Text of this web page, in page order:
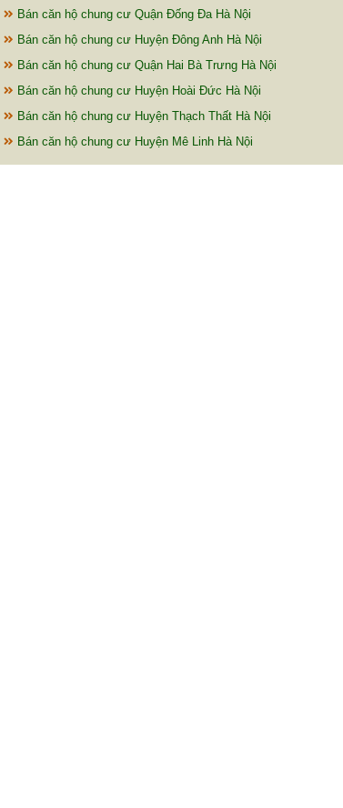
Bán căn hộ chung cư Quận Đống Đa Hà Nội
Bán căn hộ chung cư Huyện Đông Anh Hà Nội
Bán căn hộ chung cư Quận Hai Bà Trưng Hà Nội
Bán căn hộ chung cư Huyện Hoài Đức Hà Nội
Bán căn hộ chung cư Huyện Thạch Thất Hà Nội
Bán căn hộ chung cư Huyện Mê Linh Hà Nội